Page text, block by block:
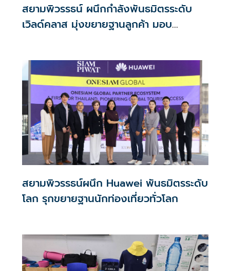
สยามพิวรรธน์ ผนึกกำลังพันธมิตรระดับ
เวิลด์คลาส มุ่งขยายฐานลูกค้า มอบ
สยามพิวรรธน์ผนึก Huawei พันธมิตรระดับ
โลก รุกขยายฐานนักท่องเที่ยวทั่วโลก